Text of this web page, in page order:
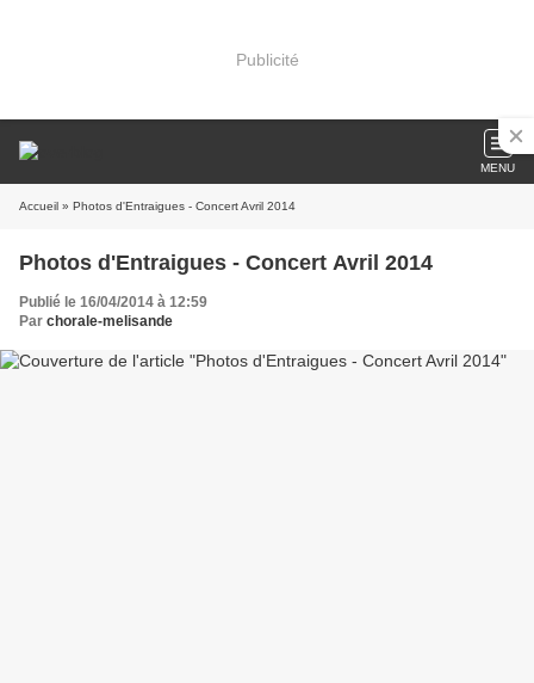
Publicité
MENU
Accueil » Photos d'Entraigues - Concert Avril 2014
Photos d'Entraigues - Concert Avril 2014
Publié le 16/04/2014 à 12:59
Par chorale-melisande